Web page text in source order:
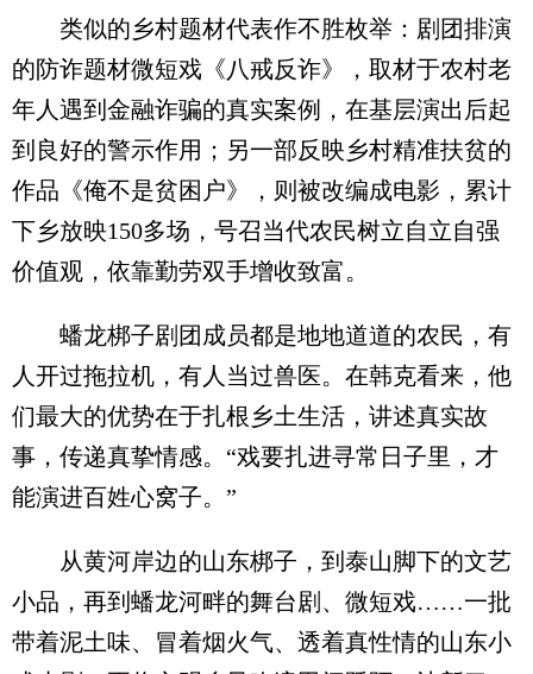
类似的乡村题材代表作不胜枚举：剧团排演
的防诈题材微短戏《八戒反诈》，取材于农村老
年人遇到金融诈骗的真实案例，在基层演出后起
到良好的警示作用；另一部反映乡村精准扶贫的
作品《俺不是贫困户》，则被改编成电影，累计
下乡放映150多场，号召当代农民树立自立自强
价值观，依靠勤劳双手增收致富。
蟠龙梆子剧团成员都是地地道道的农民，有
人开过拖拉机，有人当过兽医。在韩克看来，他
们最大的优势在于扎根乡土生活，讲述真实故
事，传递真挚情感。“戏要扎进寻常日子里，才
能演进百姓心窝子。”
从黄河岸边的山东梆子，到泰山脚下的文艺
小品，再到蟠龙河畔的舞台剧、微短戏……一批
带着泥土味、冒着烟火气、透着真性情的山东小